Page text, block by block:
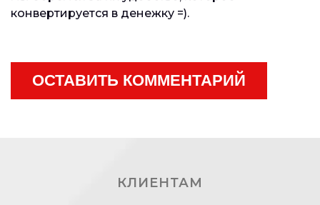
конвертируется в денежку =).
ОСТАВИТЬ КОММЕНТАРИЙ
КЛИЕНТАМ